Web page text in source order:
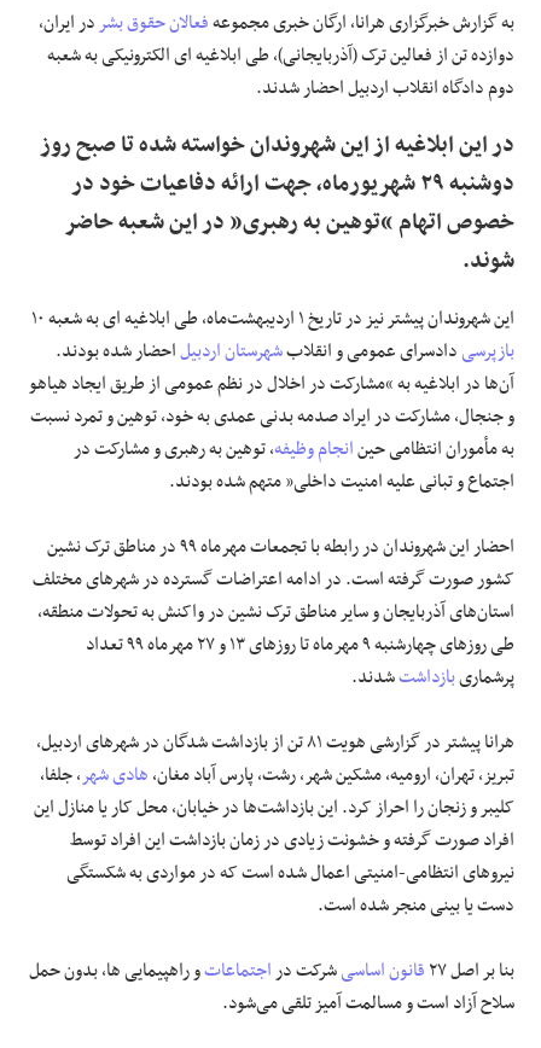
به گزارش خبرگزاری هرانا، ارگان خبری مجموعهفعالان حقوق بشردر ایران،
دوازده تن از فعالین ترک (آذربایجانی)، طی ابلاغیه ای الکترونیکی به شعبه
دوم دادگاه انقلاب اردبیل احضار شدند.
در این ابلاغیه از این شهروندان خواسته شده تا صبح روز
دوشنبه ۲۹ شهریورماه، جهت ارائه دفاعیات خود در
خصوص اتهام “توهین به رهبری” در این شعبه حاضر
شوند.
این شهروندان پیشتر نیز در تاریخ ۱ اردیبهشت‌ماه، طی ابلاغیه ای به شعبه ۱۰
بازپرسیدادسرای عمومی و انقلابشهرستان اردبیلاحضار شده بودند.
آن‌ها در ابلاغیه به “مشارکت در اخلال در نظم عمومی از طریق ایجاد هیاهو
و جنجال، مشارکت در ایراد صدمه بدنی عمدی به خود، توهین و تمرد نسبت
به مأموران انتظامی حینانجام وظیفه، توهین به رهبری و مشارکت در
اجتماع و تبانی علیه امنیت داخلی” متهم شده بودند.
احضار این شهروندان در رابطه با تجمعات مهرماه ۹۹ در مناطق ترک نشین
کشور صورت گرفته است. در ادامه اعتراضات گسترده در شهرهای مختلف
استان‌های آذربایجان و سایر مناطق ترک نشین در واکنش به تحولات منطقه،
طی روزهای چهارشنبه ۹ مهرماه تا روزهای ۱۳ و ۲۷ مهرماه ۹۹ تعداد
پرشماریبازداشتشدند.
هرانا پیشتر در گزارشی هویت ۸۱ تن از بازداشت شدگان در شهرهای اردبیل،
تبریز، تهران، ارومیه، مشکین شهر، رشت، پارس آباد مغان،هادی شهر، جلفا،
کلیبر و زنجان را احراز کرد. این بازداشت‌ها در خیابان، محل کار یا منازل این
افراد صورت گرفته و خشونت زیادی در زمان بازداشت این افراد توسط
نیروهای انتظامی-امنیتی اعمال شده است که در مواردی به شکستگی
دست یا بینی منجر شده است.
بنا بر اصل ۲۷ قانون اساسیشرکت دراجتماعاتو راهپیمایی ها، بدون حمل
سلاح آزاد است و مسالمت آمیز تلقی می‌شود.